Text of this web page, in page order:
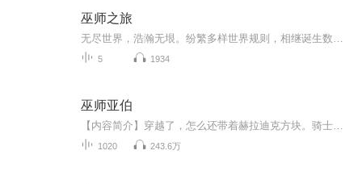
巫师之旅
5 1934
巫师亚伯
1020 243.6万